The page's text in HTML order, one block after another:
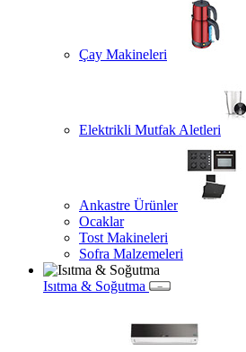
Çay Makineleri
Elektrikli Mutfak Aletleri
Ankastre Ürünler
Ocaklar
Tost Makineleri
Sofra Malzemeleri
Isıtma & Soğutma